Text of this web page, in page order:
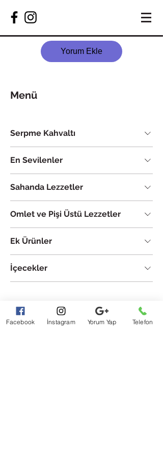
Yorum Ekle
Menü
Serpme Kahvaltı
En Sevilenler
Sahanda Lezzetler
Omlet ve Pişi Üstü Lezzetler
Ek Ürünler
İçecekler
© 2024 by Mesude Tarhan. Proudly
Facebook İnstagram Yorum Yap Telefon